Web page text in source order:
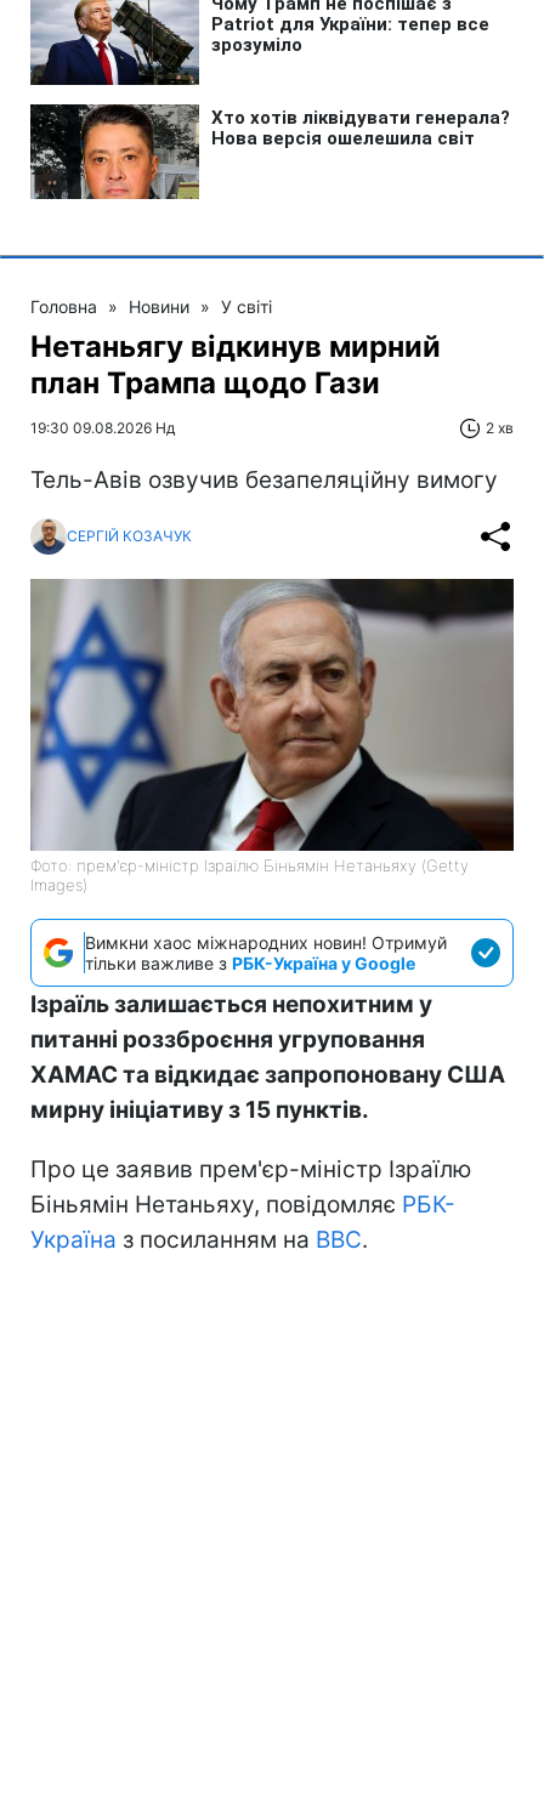
Головна » Новини » У світі
Нетаньягу відкинув мирний
план Трампа щодо Гази
19:30 09.08.2026 Нд 2 хв
Тель-Авів озвучив безапеляційну вимогу
СЕРГІЙ КОЗАЧУК
Фото: прем'єр-міністр Ізраїлю Біньямін Нетаньяху (Getty
Images)
Вимкни хаос міжнародних новин! Отримуй
тільки важливе з РБК-Україна у Google
Ізраїль залишається непохитним у
питанні роззброєння угруповання
ХАМАС та відкидає запропоновану США
мирну ініціативу з 15 пунктів.
Про це заявив прем'єр-міністр Ізраїлю
Біньямін Нетаньяху, повідомляє РБК-
Україна з посиланням на BBC.